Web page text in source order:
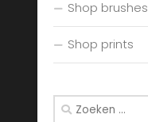
Shop brushes
Shop prints
Zoeken